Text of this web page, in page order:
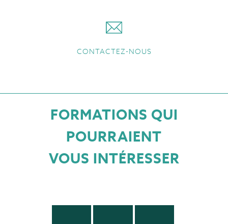
CONTACTEZ-NOUS
FORMATIONS QUI
POURRAIENT
VOUS INTÉRESSER